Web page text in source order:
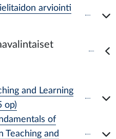
arviointi
and Learning
op)
of
Teaching and